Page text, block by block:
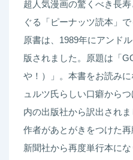
超人気漫画の驚くべき長
ぐる「ピーナッツ読本」で
原書は、1989年にアンド
版されました。原題は「
や！）」。本書をお読み
ュルツ氏らしい口癖から
内の出版社から訳出され
作者があとがきをつけた
新聞社から再度単行本に